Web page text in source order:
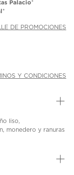
Palacio*
*
DE PROMOCIONES
Y CONDICIONES
liso,
monedero y ranuras